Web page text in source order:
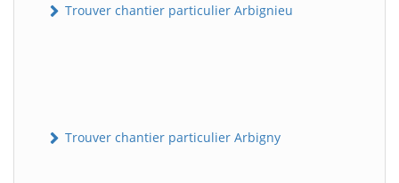
Trouver chantier particulier Arbignieu
Trouver chantier particulier Arbigny